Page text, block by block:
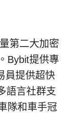
第二大加密
Bybit提供專
員提供超快
語言社群支
隊和車手冠